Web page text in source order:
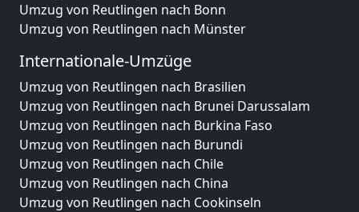
Umzug von Reutlingen nach Bonn
Umzug von Reutlingen nach Münster
Internationale-Umzüge
Umzug von Reutlingen nach Brasilien
Umzug von Reutlingen nach Brunei Darussalam
Umzug von Reutlingen nach Burkina Faso
Umzug von Reutlingen nach Burundi
Umzug von Reutlingen nach Chile
Umzug von Reutlingen nach China
Umzug von Reutlingen nach Cookinseln